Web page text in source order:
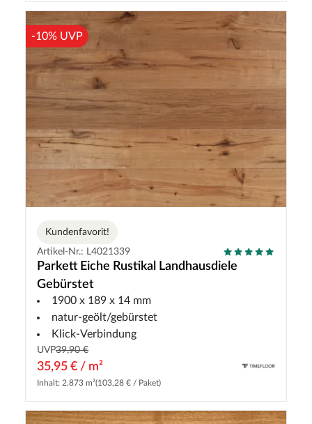
-10% UVP
Kundenfavorit!
Artikel-Nr.: L4021339
Parkett Eiche Rustikal Landhausdiele
Gebürstet
1900 x 189 x 14 mm
natur-geölt/gebürstet
Klick-Verbindung
UVP39,90 €
35,95 € / m²
Inhalt: 2.873 m²(103,28 € / Paket)